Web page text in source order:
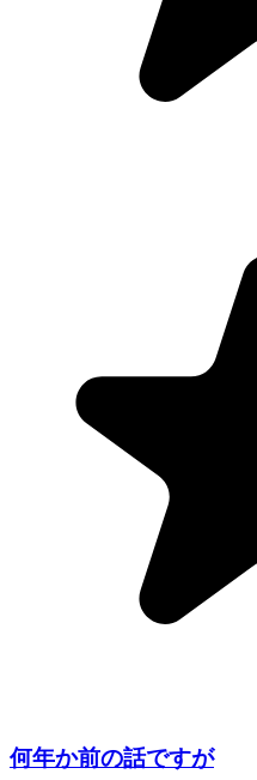
何年か前の話ですが